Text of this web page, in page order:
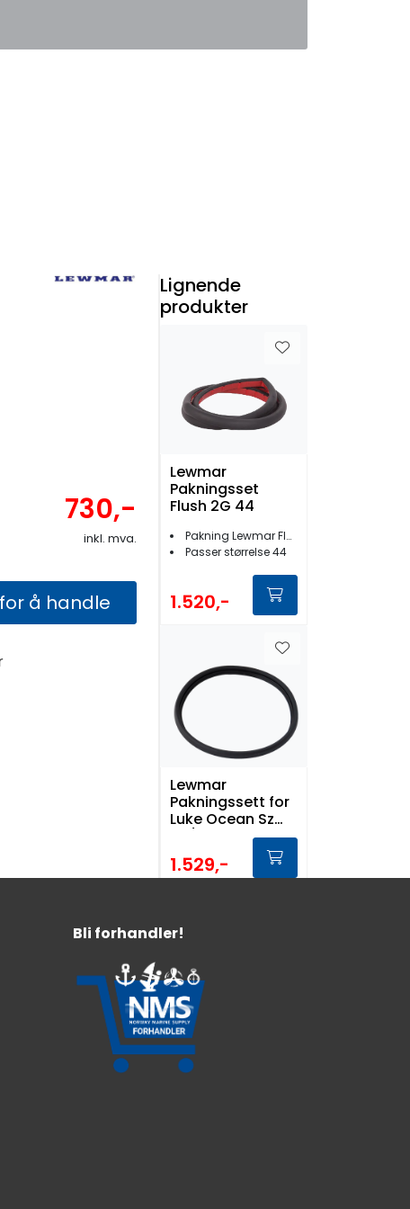
730,-
inkl. mva.
å handle
Lignende
produkter
Lewmar
Pakningsset
Flush 2G 44
Pakning Lewmar Flush 2G dekksluke
Passer størrelse 44
1.520,-
Lewmar
Pakningssett for
Luke Ocean Sz
60/70 Gammel
Type
1.529,-
Lewmar Håndtak
Kit Venstre
Bli forhandler!